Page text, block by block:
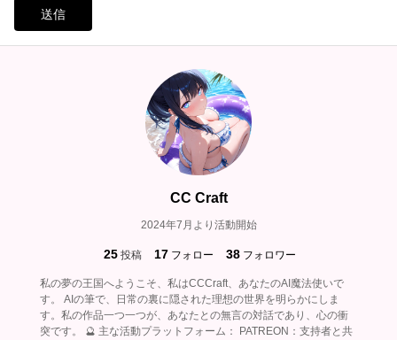
送信
CC Craft
2024年7月より活動開始
25 投稿 17 フォロー 38 フォロワー
私の夢の王国へようこそ、私はCCCraft、あなたのAI魔法使いで
す。 AIの筆で、日常の裏に隠された理想の世界を明らかにしま
す。私の作品一つ一つが、あなたとの無言の対話であり、心の衝
突です。 🔮 主な活動プラットフォーム： PATREON：支持者と共